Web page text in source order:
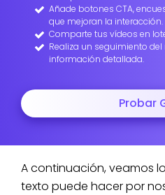
Añade botones CTA,
que mejoran la interacción.
Comparte tus vídeos en
Realiza un seguimiento
información detallada.
Probar
A continuación, veamos
texto puede hacer por